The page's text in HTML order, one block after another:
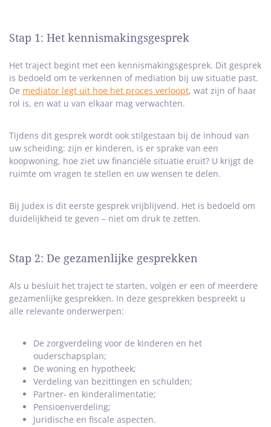
Stap 1: Het kennismakingsgesprek
Het traject begint met een kennismakingsgesprek. Dit gesprek
is bedoeld om te verkennen of mediation bij uw situatie past.
De mediator legt uit hoe het proces verloopt, wat zijn of haar
rol is, en wat u van elkaar mag verwachten.
Tijdens dit gesprek wordt ook stilgestaan bij de inhoud van
uw scheiding: zijn er kinderen, is er sprake van een
koopwoning, hoe ziet uw financiële situatie eruit? U krijgt de
ruimte om vragen te stellen en uw wensen te delen.
Bij Judex is dit eerste gesprek vrijblijvend. Het is bedoeld om
duidelijkheid te geven – niet om druk te zetten.
Stap 2: De gezamenlijke gesprekken
Als u besluit het traject te starten, volgen er een of meerdere
gezamenlijke gesprekken. In deze gesprekken bespreekt u
alle relevante onderwerpen:
De zorgverdeling voor de kinderen en het
ouderschapsplan;
De woning en hypotheek;
Verdeling van bezittingen en schulden;
Partner- en kinderalimentatie;
Pensioenverdeling;
Juridische en fiscale aspecten.